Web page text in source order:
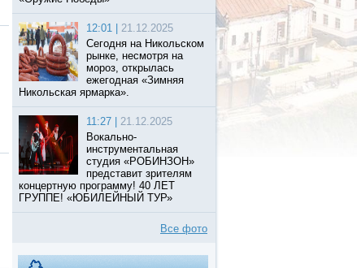
12:01 |
21.12.2025
Сегодня на Никольском
рынке, несмотря на
мороз, открылась
ежегодная «Зимняя
Никольская ярмарка».
11:27 |
21.12.2025
Вокально-
инструментальная
студия «РОБИНЗОН»
представит зрителям
концертную программу! 40 ЛЕТ
ГРУППЕ! «ЮБИЛЕЙНЫЙ ТУР»
Все фото